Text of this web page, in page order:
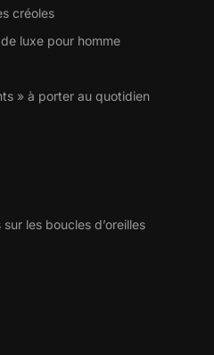
créoles
luxe pour homme
» à porter au quotidien
les boucles d’oreilles